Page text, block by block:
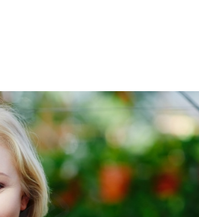
trovare la pianta perfetta che
funzionali.
l'aria
non solo aggiunge un tocco
anche migliorare
le migliori piante da